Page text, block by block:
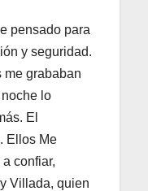
pensado para
y seguridad.
me grababan
lo
El
Ellos Me
confiar,
Villada, quien